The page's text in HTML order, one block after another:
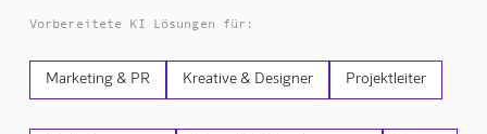
Vorbereitete KI Lösungen für:
Marketing & PR Kreative & Designer Projektleiter